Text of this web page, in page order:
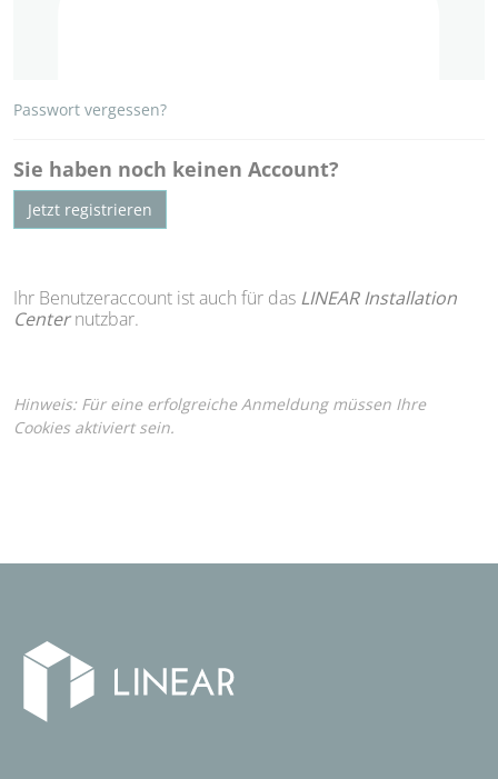
Passwort vergessen?
Sie haben noch keinen Account?
Jetzt registrieren
Ihr Benutzeraccount ist auch für das LINEAR Installation
Centernutzbar.
Hinweis: Für eine erfolgreiche Anmeldung müssen Ihre
Cookies aktiviert sein.